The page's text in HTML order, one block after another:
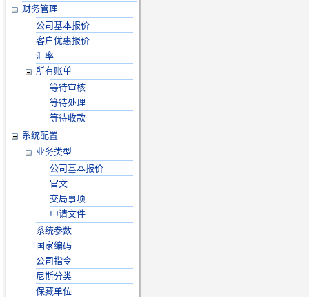
财务管理
公司基本报价
客户优惠报价
汇率
所有账单
等待审核
等待处理
等待收款
系统配置
业务类型
公司基本报价
官文
交局事项
申请文件
系统参数
国家编码
公司指令
尼斯分类
保藏单位